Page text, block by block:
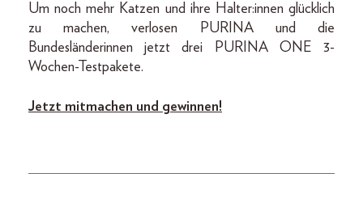
Um noch mehr Katzen und ihre Halter:innen glücklich
zu machen, verlosen PURINA und die
Bundesländerinnen jetzt drei PURINA ONE 3-
Wochen-Testpakete.
Jetzt mitmachen und gewinnen!